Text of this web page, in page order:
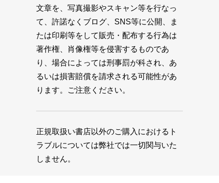
文章を、写真撮影やスキャン等を行なっ
て、許諾なくブログ、SNS等に公開、ま
たは印刷等をして販売・配布する行為は
著作権、肖像権等を侵害するものであ
り、場合によっては刑事罰が科され、あ
るいは損害賠償を請求される可能性があ
ります。ご注意ください。
正規取扱い書店以外のご購入におけるト
ラブルについては弊社では一切関与いた
しません。